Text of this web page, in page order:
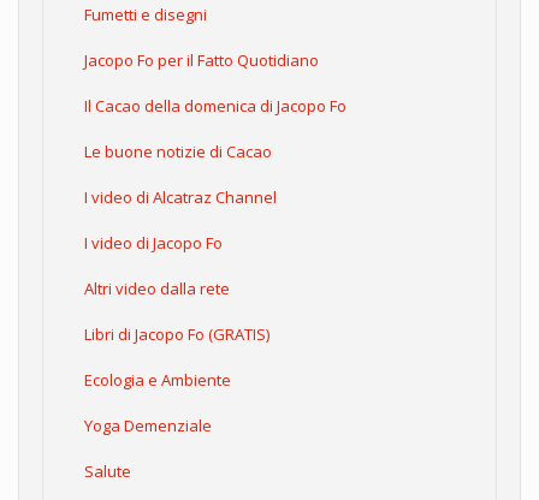
Fumetti e disegni
Jacopo Fo per il Fatto Quotidiano
Il Cacao della domenica di Jacopo Fo
Le buone notizie di Cacao
I video di Alcatraz Channel
I video di Jacopo Fo
Altri video dalla rete
Libri di Jacopo Fo (GRATIS)
Ecologia e Ambiente
Yoga Demenziale
Salute